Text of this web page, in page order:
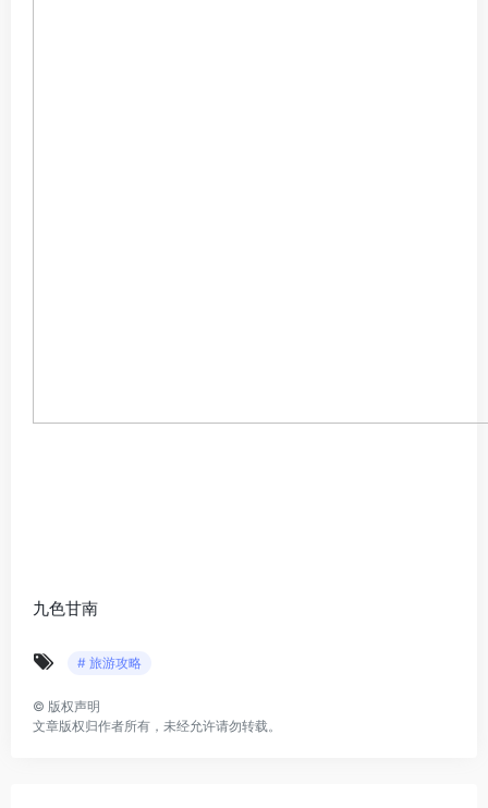
九色甘南
# 旅游攻略
© 版权声明
文章版权归作者所有，未经允许请勿转载。